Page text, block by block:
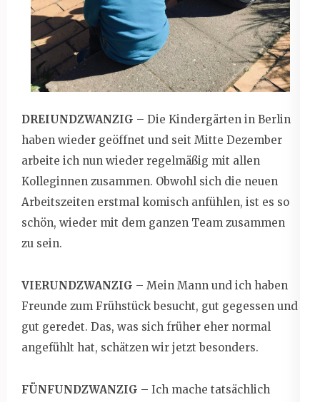
DREIUNDZWANZIG – Die Kindergärten in Berlin
haben wieder geöffnet und seit Mitte Dezember
arbeite ich nun wieder regelmäßig mit allen
Kolleginnen zusammen. Obwohl sich die neuen
Arbeitszeiten erstmal komisch anfühlen, ist es so
schön, wieder mit dem ganzen Team zusammen
zu sein.
VIERUNDZWANZIG – Mein Mann und ich haben
Freunde zum Frühstück besucht, gut gegessen und
gut geredet. Das, was sich früher eher normal
angefühlt hat, schätzen wir jetzt besonders.
FÜNFUNDZWANZIG – Ich mache tatsächlich